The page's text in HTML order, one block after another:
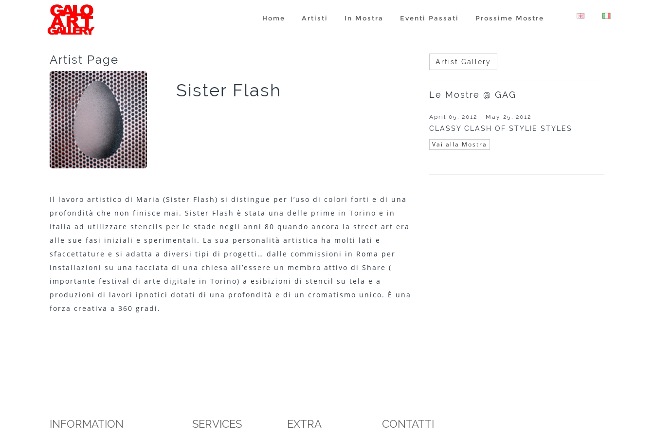
Home Artisti In Mostra Eventi Passati Prossime Mostre
Artist Page
Sister Flash
Il lavoro artistico di Maria (Sister Flash) si distingue per l’uso di colori forti e di una
profondità che non finisce mai. Sister Flash è stata una delle prime in Torino e in
Italia ad utilizzare stencils per le stade negli anni 80 quando ancora la street art era
alle sue fasi iniziali e sperimentali. La sua personalità artistica ha molti lati e
sfaccettature e si adatta a diversi tipi di progetti… dalle commissioni in Roma per
installazioni su una facciata di una chiesa all’essere un membro attivo di Share (
importante festival di arte digitale in Torino) a esibizioni di stencil su tela e a
produzioni di lavori ipnotici dotati di una profondità e di un cromatismo unico. È una
forza creativa a 360 gradi.
Artist Gallery
Le Mostre @ GAG
April 05, 2012 - May 25, 2012
CLASSY CLASH OF STYLIE STYLES
Vai alla Mostra
INFORMATION SERVICES EXTRA CONTATTI